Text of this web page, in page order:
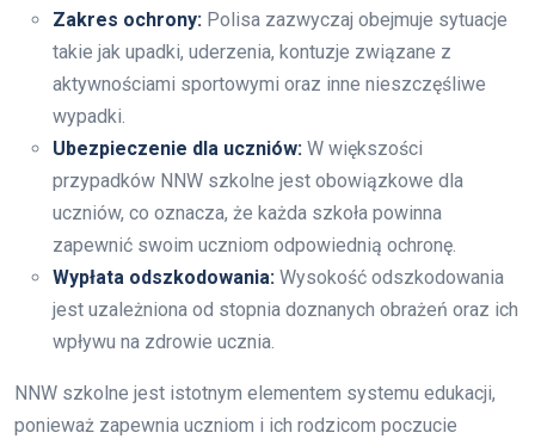
Zakres ochrony: Polisa zazwyczaj obejmuje sytuacje
takie jak upadki, uderzenia, kontuzje związane z
aktywnościami sportowymi oraz inne nieszczęśliwe
wypadki.
Ubezpieczenie dla uczniów: W większości
przypadków NNW szkolne jest obowiązkowe dla
uczniów, co oznacza, że każda szkoła powinna
zapewnić swoim uczniom odpowiednią ochronę.
Wypłata odszkodowania: Wysokość odszkodowania
jest uzależniona od stopnia doznanych obrażeń oraz ich
wpływu na zdrowie ucznia.
NNW szkolne jest istotnym elementem systemu edukacji,
ponieważ zapewnia uczniom i ich rodzicom poczucie